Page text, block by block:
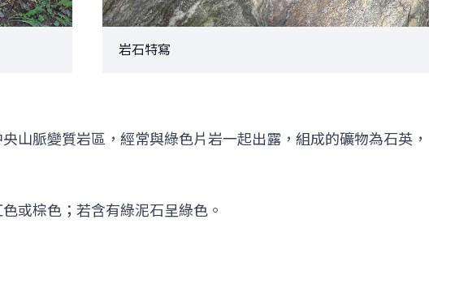
岩石特寫
山脈變質岩區，經常與綠色片岩一起出露，組成的礦物為石英，
或棕色；若含有綠泥石呈綠色。